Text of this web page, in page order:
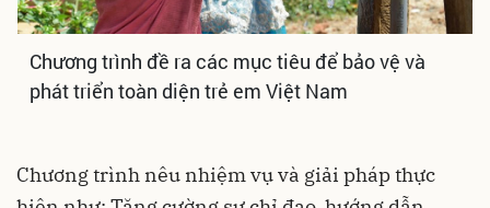
Chương trình đề ra các mục tiêu để bảo vệ và
phát triển toàn diện trẻ em Việt Nam
Chương trình nêu nhiệm vụ và giải pháp thực